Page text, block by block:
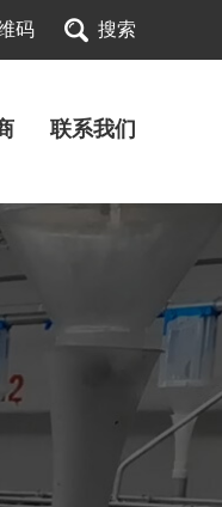
码 搜索
联系我们